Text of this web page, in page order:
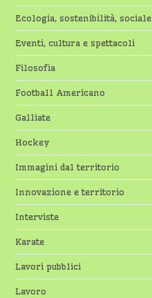
Ecologia, sostenibilità, sociale
Eventi, cultura e spettacoli
Filosofia
Football Americano
Galliate
Hockey
Immagini dal territorio
Innovazione e territorio
Interviste
Karate
Lavori pubblici
Lavoro